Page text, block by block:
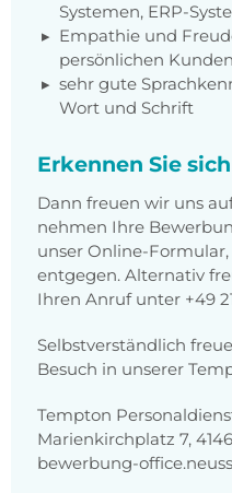
Systemen, ERP-
Empathie und
persönlichen
sehr gute
Wort und Schrift
Erkennen Sie
Dann freuen wir uns
nehmen Ihre
unser Online-
entgegen. Alternativ
Ihren Anruf unter +49
Selbstverständlich
Besuch in unserer
Tempton
Marienkirchplatz 7,
bewerbung-